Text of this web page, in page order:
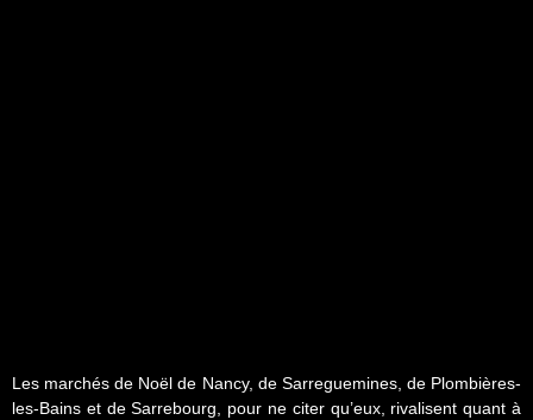
Les marchés de Noël de Nancy, de Sarreguemines, de Plombières-
les-Bains et de Sarrebourg, pour ne citer qu’eux, rivalisent quant à